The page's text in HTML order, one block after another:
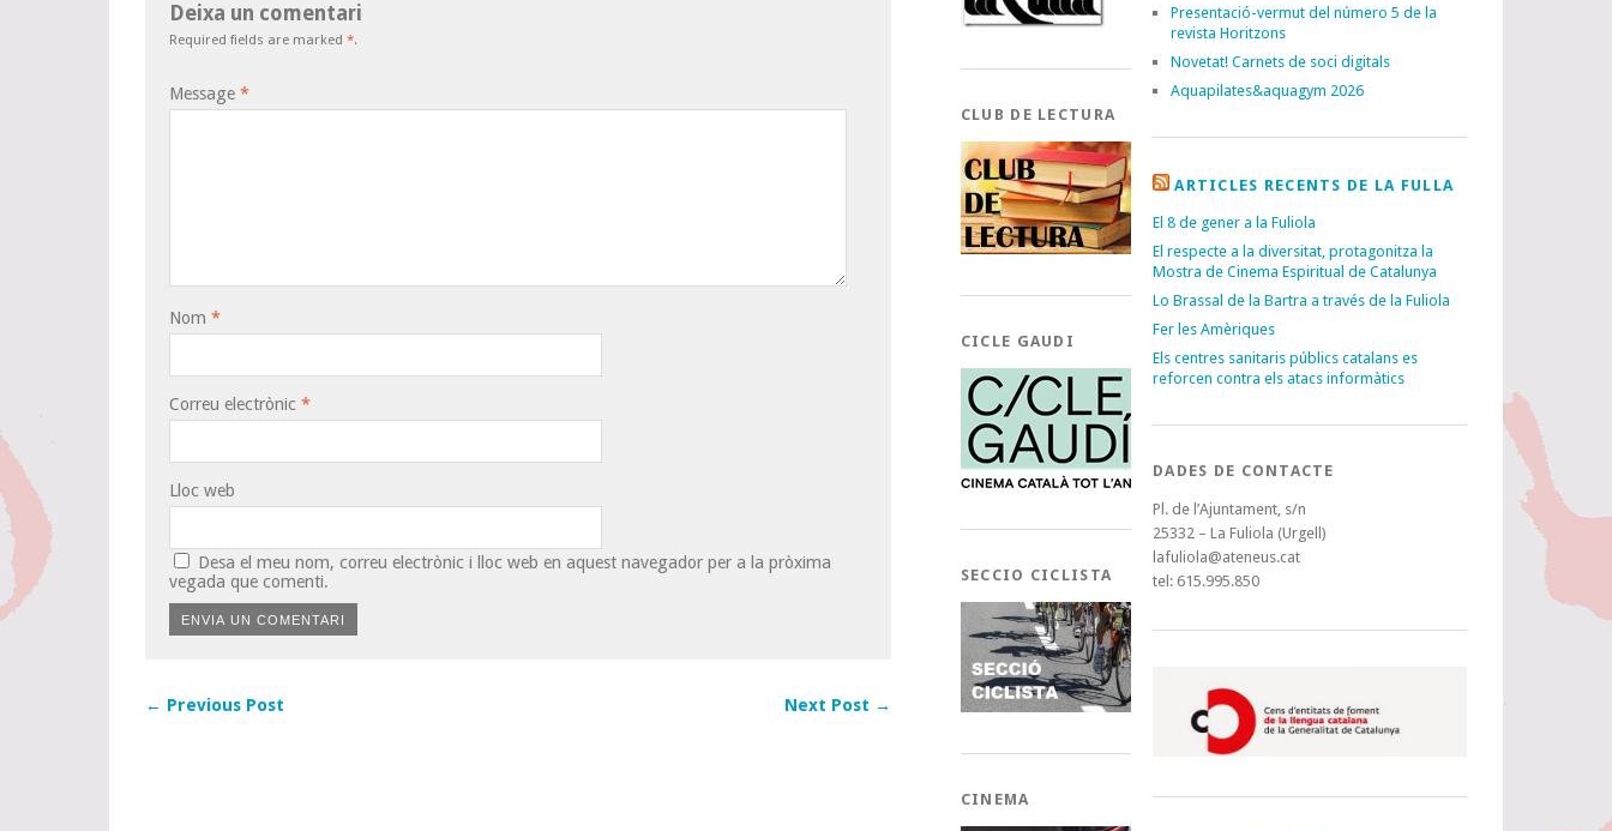
Deixa un comentari
Required fields are marked *.
Message *
Nom *
Correu electrònic *
Lloc web
Desa el meu nom, correu electrònic i lloc web en aquest navegador per a la pròxima
vegada que comenti.
← Previous Post Next Post →
CLUB DE LECTURA
CICLE GAUDI
SECCIO CICLISTA
CINEMA
Presentació-vermut del número 5 de la
revista Horitzons
Novetat! Carnets de soci digitals
Aquapilates&aquagym 2026
ARTICLES RECENTS DE LA FULLA
El 8 de gener a la Fuliola
El respecte a la diversitat, protagonitza la
Mostra de Cinema Espiritual de Catalunya
Lo Brassal de la Bartra a través de la Fuliola
Fer les Amèriques
Els centres sanitaris públics catalans es
reforcen contra els atacs informàtics
DADES DE CONTACTE
Pl. de l’Ajuntament, s/n
25332 – La Fuliola (Urgell)
lafuliola@ateneus.cat
tel: 615.995.850